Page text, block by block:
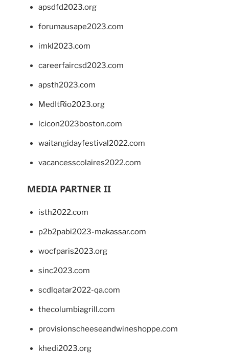
apsdfd2023.org
forumausape2023.com
imkl2023.com
careerfaircsd2023.com
apsth2023.com
MedItRio2023.org
lcicon2023boston.com
waitangidayfestival2022.com
vacancesscolaires2022.com
MEDIA PARTNER II
isth2022.com
p2b2pabi2023-makassar.com
wocfparis2023.org
sinc2023.com
scdlqatar2022-qa.com
thecolumbiagrill.com
provisionscheeseandwineshoppe.com
khedi2023.org